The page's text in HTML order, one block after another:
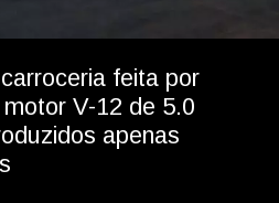
feita por
V-12 de 5.0
apenas